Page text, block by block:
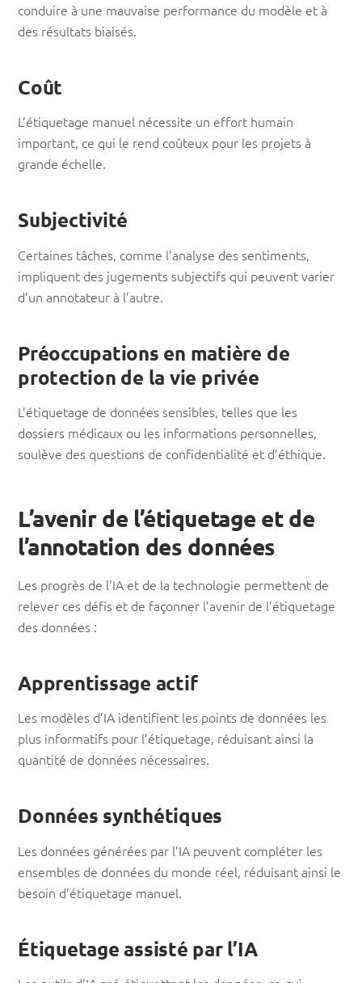
conduire à une mauvaise performance du modèle et à
des résultats biaisés.
Coût
L’étiquetage manuel nécessite un effort humain
important, ce qui le rend coûteux pour les projets à
grande échelle.
Subjectivité
Certaines tâches, comme l’analyse des sentiments,
impliquent des jugements subjectifs qui peuvent varier
d’un annotateur à l’autre.
Préoccupations en matière de
protection de la vie privée
L’étiquetage de données sensibles, telles que les
dossiers médicaux ou les informations personnelles,
soulève des questions de confidentialité et d’éthique.
L’avenir de l’étiquetage et de
l’annotation des données
Les progrès de l’IA et de la technologie permettent de
relever ces défis et de façonner l’avenir de l’étiquetage
des données :
Apprentissage actif
Les modèles d’IA identifient les points de données les
plus informatifs pour l’étiquetage, réduisant ainsi la
quantité de données nécessaires.
Données synthétiques
Les données générées par l’IA peuvent compléter les
ensembles de données du monde réel, réduisant ainsi le
besoin d’étiquetage manuel.
Étiquetage assisté par l’IA